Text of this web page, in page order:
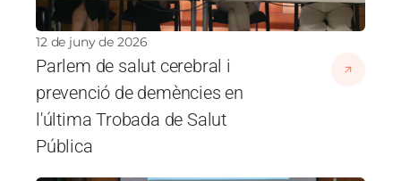
12 de juny de 2026
Parlem de salut cerebral i
prevenció de demències en
l'última Trobada de Salut
Pública